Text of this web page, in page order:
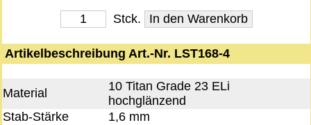
Stck.
Artikelbeschreibung Art.-Nr. LST168-4
Material
10 Titan Grade 23 ELi
hochglänzend
Stab-Stärke
1,6 mm